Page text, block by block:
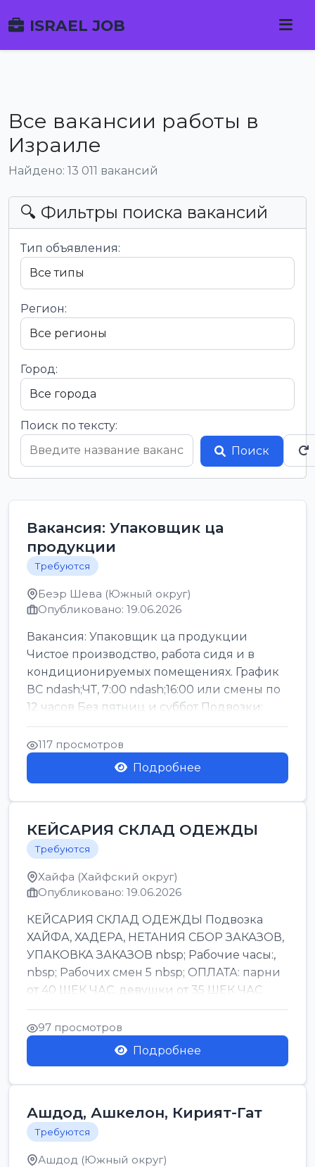
ISRAEL JOB
Все вакансии работы в
Израиле
Найдено: 13 011 вакансий
🔍 Фильтры поиска вакансий
Тип объявления:
Регион:
Город:
Поиск по тексту:
Поиск
Вакансия: Упаковщик ца
продукции
Требуются
Беэр Шева (Южный округ)
Опубликовано: 19.06.2026
Вакансия: Упаковщик ца продукции
Чистое производство, работа сидя и в
кондиционируемых помещениях. График
ВС ndash;ЧТ, 7:00 ndash;16:00 или смены по
12 часов Без пятниц и суббот Подвозки:
Офаким, Нети...
117 просмотров
Подробнее
КЕЙСАРИЯ СКЛАД ОДЕЖДЫ
Требуются
Хайфа (Хайфский округ)
Опубликовано: 19.06.2026
КЕЙСАРИЯ СКЛАД ОДЕЖДЫ Подвозка
ХАЙФА, ХАДЕРА, НЕТАНИЯ СБОР ЗАКАЗОВ,
УПАКОВКА ЗАКАЗОВ nbsp; Рабочие часы:,
nbsp; Рабочих смен 5 nbsp; ОПЛАТА: парни
от 40 ШЕК ЧАС, девушки от 35 ШЕК ЧАС
БОНУСЫ 1500 ШЕК ...
97 просмотров
Подробнее
Ашдод, Ашкелон, Кирият-Гат
Требуются
Ашдод (Южный округ)